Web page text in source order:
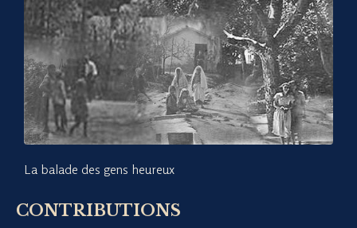
La balade des gens heureux
CONTRIBUTIONS